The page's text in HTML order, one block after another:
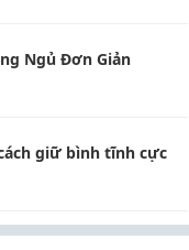
Ngủ Đơn Giản
giữ bình tĩnh cực